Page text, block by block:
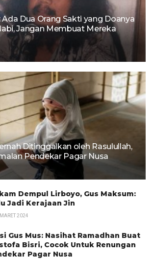
Ada Dua Orang Sakti yang Doanya
Jangan Membuat Mereka
Ditinggalkan oleh Rasulullah,
Pendekar Pagar Nusa
Dempul Lirboyo, Gus Maksum:
Jadi Kerajaan Jin
2024
Gus Mus: Nasihat Ramadhan Buat
Bisri, Cocok Untuk Renungan
Pagar Nusa